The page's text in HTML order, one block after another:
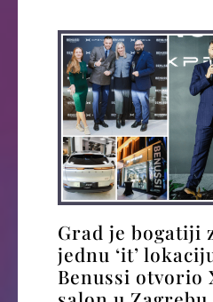
Grad je bogatiji
jednu ‘it’
Benussi otvorio